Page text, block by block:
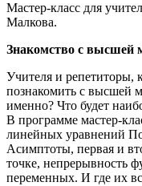
Мастер-класс для
Малкова.
Знакомство с высшей
Учителя и репетиторы,
познакомить с высшей
именно? Что будет
В программе мастер-
линейных уравнений
Асимптоты, первая и
точке, непрерывность
переменных. И где их